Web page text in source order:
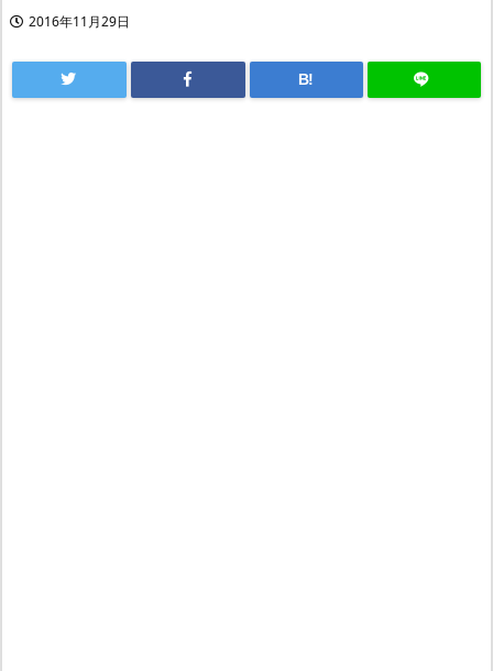
2016年11月29日
B!